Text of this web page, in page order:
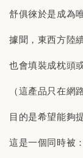
舒俱徠於是成為
據聞，東西方陸
也會填裝成枕頭
（這產品只在網
目的是希望能夠
這是一個同時被：